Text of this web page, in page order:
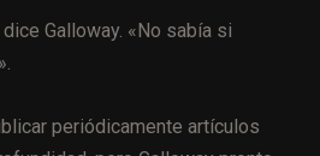
dice Galloway. «No sabía si
periódicamente artículos